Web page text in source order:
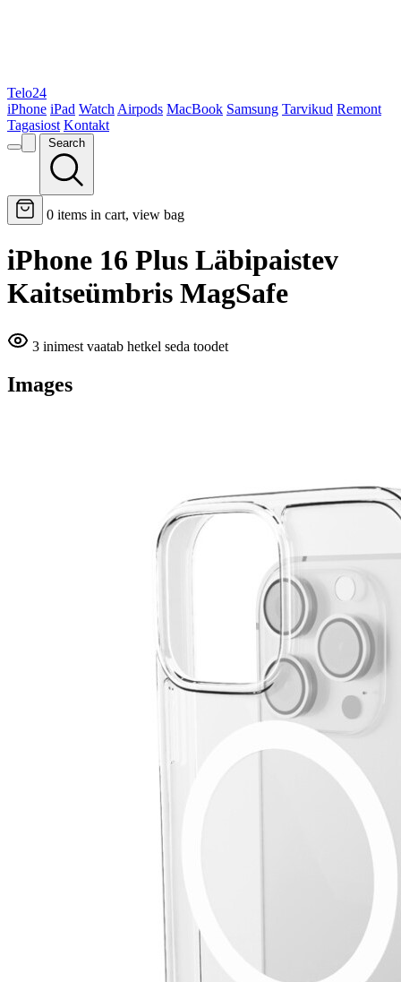
Telo24
iPhone iPad Watch Airpods MacBook Samsung Tarvikud Remont
Tagasiost Kontakt
Search
0 items in cart, view bag
iPhone 16 Plus Läbipaistev
Kaitseümbris MagSafe
3 inimest vaatab hetkel seda toodet
Images